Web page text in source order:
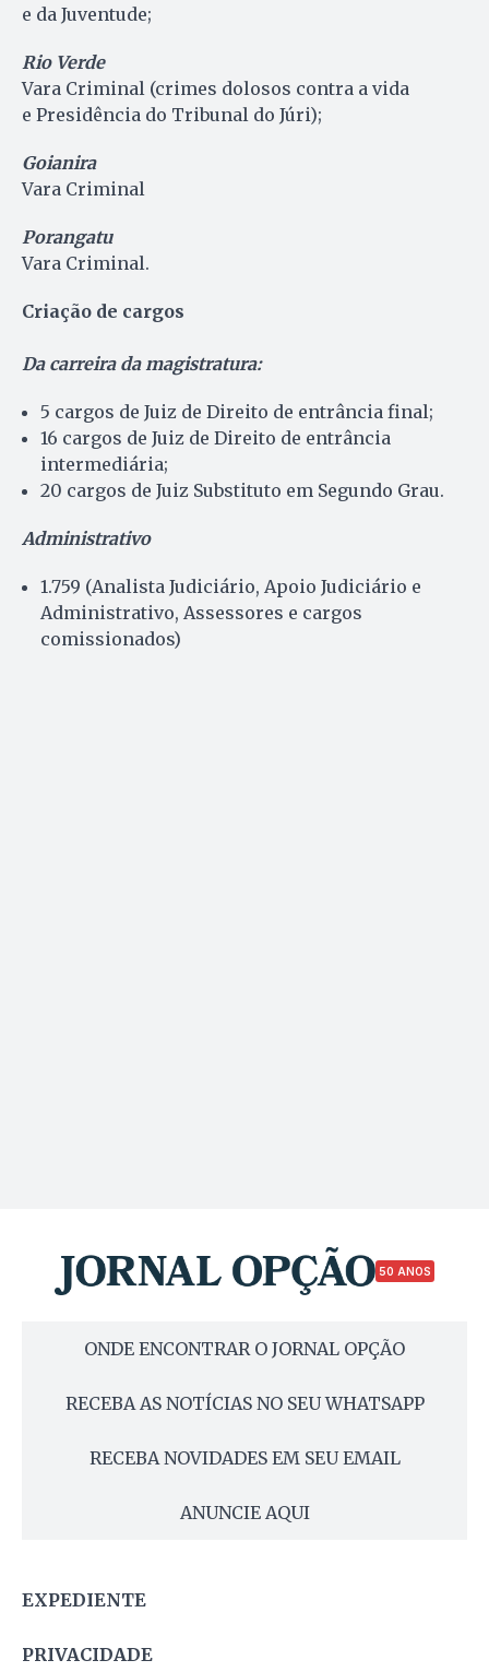
e da Juventude;
Rio Verde
Vara Criminal (crimes dolosos contra a vida
e Presidência do Tribunal do Júri);
Goianira
Vara Criminal
Porangatu
Vara Criminal.
Criação de cargos
Da carreira da magistratura:
5 cargos de Juiz de Direito de entrância final;
16 cargos de Juiz de Direito de entrância
intermediária;
20 cargos de Juiz Substituto em Segundo Grau.
Administrativo
1.759 (Analista Judiciário, Apoio Judiciário e
Administrativo, Assessores e cargos
comissionados)
50 ANOS
ONDE ENCONTRAR O JORNAL OPÇÃO
RECEBA AS NOTÍCIAS NO SEU WHATSAPP
RECEBA NOVIDADES EM SEU EMAIL
ANUNCIE AQUI
EXPEDIENTE
PRIVACIDADE